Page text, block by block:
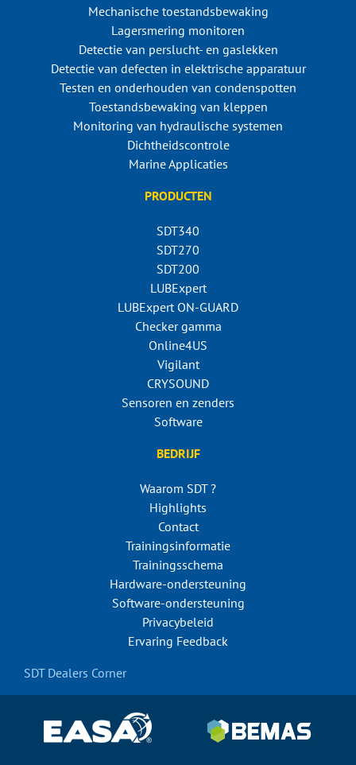
Mechanische toestandsbewaking
Lagersmering monitoren
Detectie van perslucht- en gaslekken
Detectie van defecten in elektrische apparatuur
Testen en onderhouden van condenspotten
Toestandsbewaking van kleppen
Monitoring van hydraulische systemen
Dichtheidscontrole
Marine Applicaties
PRODUCTEN
SDT340
SDT270
SDT200
LUBExpert
LUBExpert ON-GUARD
Checker gamma
Online4US
Vigilant
CRYSOUND
Sensoren en zenders
Software
BEDRIJF
Waarom SDT ?
Highlights
Contact
Trainingsinformatie
Trainingsschema
Hardware-ondersteuning
Software-ondersteuning
Privacybeleid
Ervaring Feedback
SDT Dealers Corner